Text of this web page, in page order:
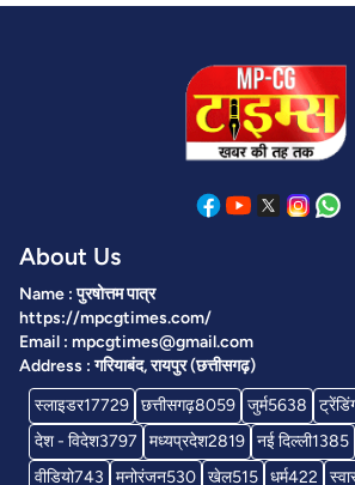
About Us
Name : पुरषोत्तम पात्र
https://mpcgtimes.com/
Email : mpcgtimes@gmail.com
Address : गरियाबंद, रायपुर (छत्तीसगढ़)
स्लाइडर17729 छत्तीसगढ़8059 जुर्म5638
देश - विदेश3797 मध्यप्रदेश2819 नई दिल्ली1385
वीडियो743 मनोरंजन530 खेल515 धर्म422